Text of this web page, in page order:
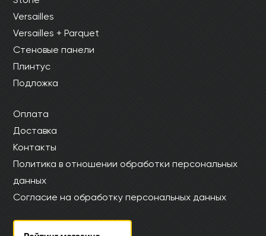
Versailles
Versailles + Parquet
Стеновые панели
Плинтус
Подложка
Оплата
Доставка
Контакты
Политика в отношении обработки персональных
данных
Согласие на обработку персональных данных